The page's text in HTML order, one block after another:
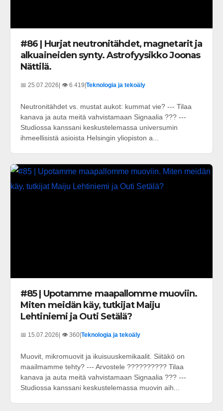
#86 | Hurjat neutronitähdet, magnetarit ja
alkuaineiden synty. Astrofyysikko Joonas
Nättilä.
📅 25.07.2026 | 👁️ 6 419 Teknologia ja tekoäly
Neutronitähdet vs. mustat aukot: kummat vie? --- Tilaa
kanava ja auta meitä vahvistamaan Signaalia ??? ---
Studiossa kanssani keskustelemassa universumin
ihmeellisistä asioista Helsingin yliopiston a...
#85 | Upotamme maapallomme muoviin.
Miten meidän käy, tutkijat Maiju
Lehtiniemi ja Outi Setälä?
📅 15.07.2026| 👁️ 360|Teknologia ja tekoäly
Muovit, mikromuovit ja ikuisuuskemikaalit. Siitäkö on
maailmamme tehty? --- Arvostele ?????????? Tilaa
kanava ja auta meitä vahvistamaan Signaalia ??? ---
Studiossa kanssani keskustelemassa muovin aih...